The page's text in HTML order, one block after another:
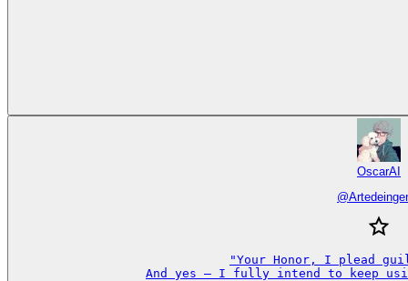
OscarAI
@
"Your Honor, I plead
And yes — I fully intend to keep